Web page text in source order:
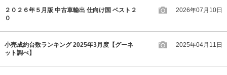
２０２６年５月版 中古車輸出 仕向け国 ベスト２
０
2026年07月10日
小売成約台数ランキング 2025年3月度【グーネ
ット調べ】
2025年04月11日